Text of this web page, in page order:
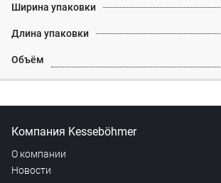
Ширина упаковки
Длина упаковки
Объём
Компания Kesseböhmer
О компании
Новости